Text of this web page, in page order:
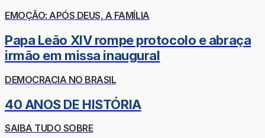
EMOÇÃO: APÓS DEUS, A FAMÍLIA
Papa Leão XIV rompe protocolo e abraça
irmão em missa inaugural
DEMOCRACIA NO BRASIL
40 ANOS DE HISTÓRIA
SAIBA TUDO SOBRE